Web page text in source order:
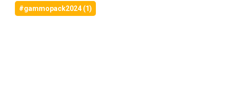
#gammopack2024 (1)